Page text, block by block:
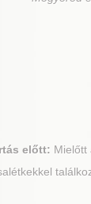
előtt: Mielőtt